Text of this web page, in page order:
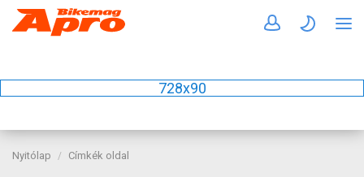
728x90
Nyitólap Címkék oldal